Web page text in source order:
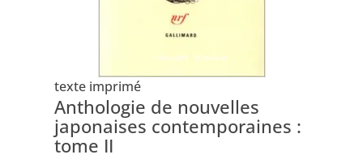
texte imprimé
Anthologie de nouvelles
japonaises contemporaines :
tome II